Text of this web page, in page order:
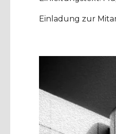
Einladung zur